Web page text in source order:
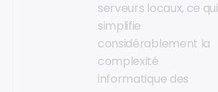
serveurs locaux, ce qui
simplifie
considérablement la
complexité
informatique des